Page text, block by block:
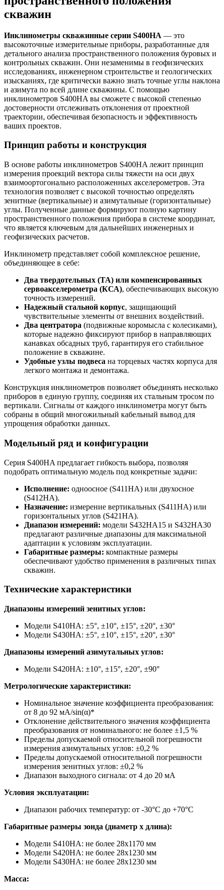
скважин
Инклинометры скважинные серии S400HA — это
высокоточные измерительные приборы, разработанные для
детального анализа пространственного положения буровых и
контрольных скважин. Они незаменимы в геофизических
исследованиях, инженерном строительстве и геологических
изысканиях, где критически важно знать точные углы наклона
и азимута по всей длине скважины. С помощью
инклинометров S400HA вы сможете с высокой степенью
достоверности отслеживать отклонения от проектной
траектории, обеспечивая безопасность и эффективность
ваших проектов.
Принцип работы и конструкция
В основе работы инклинометров S400HA лежит принцип
измерения проекций вектора силы тяжести на оси двух
взаимоортогонально расположенных акселерометров. Эта
технология позволяет с высокой точностью определять
зенитные (вертикальные) и азимутальные (горизонтальные)
углы. Полученные данные формируют полную картину
пространственного положения прибора в системе координат,
что является ключевым для дальнейших инженерных и
геофизических расчетов.
Инклинометр представляет собой комплексное решение,
объединяющее в себе:
Два твердотельных (ТА) или компенсированных
сервоакселерометра (КСА), обеспечивающих высокую
точность измерений.
Надежный стальной корпус, защищающий
чувствительные элементы от внешних воздействий.
Два центратора (подвижные коромысла с колесиками),
которые надежно фиксируют прибор в направляющих
канавках обсадных труб, гарантируя его стабильное
положение в скважине.
Удобные узлы подвеса на торцевых частях корпуса для
легкого монтажа и демонтажа.
Конструкция инклинометров позволяет объединять несколько
приборов в единую группу, соединяя их стальным тросом по
вертикали. Сигналы от каждого инклинометра могут быть
собраны в общий многожильный кабельный вывод для
упрощения обработки данных.
Модельный ряд и конфигурации
Серия S400HA предлагает гибкость выбора, позволяя
подобрать оптимальную модель под конкретные задачи:
Исполнение: одноосное (S411HA) или двухосное
(S412HA).
Назначение: измерение вертикальных (S411HA) или
горизонтальных углов (S421HA).
Диапазон измерений: модели S432HA15 и S432HA30
предлагают различные диапазоны для максимальной
адаптации к условиям эксплуатации.
Габаритные размеры: компактные размеры
обеспечивают удобство применения в различных типах
скважин.
Технические характеристики
Диапазоны измерений зенитных углов:
Модели S410HA: ±5°, ±10°, ±15°, ±20°, ±30°
Модели S430HA: ±5°, ±10°, ±15°, ±20°, ±30°
Диапазоны измерений азимутальных углов:
Модели S420HA: ±10°, ±15°, ±20°, ±90°
Метрологические характеристики:
Номинальное значение коэффициента преобразования:
от 8 до 92 мА/sin(α)*
Отклонение действительного значения коэффициента
преобразования от номинального: не более ±1,5 %
Пределы допускаемой относительной погрешности
измерения азимутальных углов: ±0,2 %
Пределы допускаемой относительной погрешности
измерения зенитных углов: ±0,2 %
Диапазон выходного сигнала: от 4 до 20 мА
Условия эксплуатации:
Диапазон рабочих температур: от -30°C до +70°C
Габаритные размеры зонда (диаметр х длина):
Модели S410HA: не более 28x1170 мм
Модели S420HA: не более 28x1230 мм
Модели S430HA: не более 28x1230 мм
Масса: